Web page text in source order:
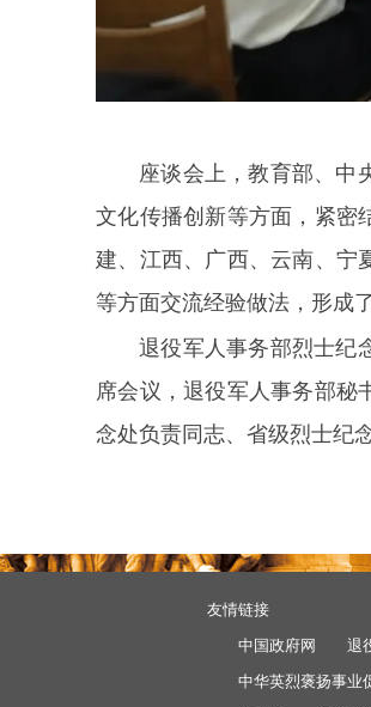
座谈会上，教育部、中
文化传播创新等方面，紧密
建、江西、广西、云南、宁
等方面交流经验做法，形成
退役军人事务部烈士纪
席会议，退役军人事务部秘
念处负责同志、省级烈士纪
友情链接
中国政府网
退
中华英烈褒扬事业